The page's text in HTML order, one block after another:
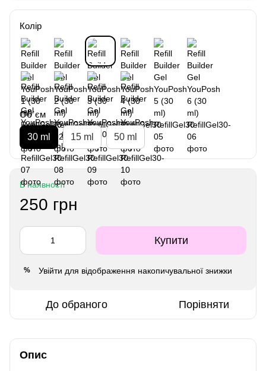
Колір
Об`єм
30 ml 15 ml 50 ml
В наявності
250 грн
Купити
% Увійти для відображення накопичувальної знижки
До обраного Порівняти
Опис